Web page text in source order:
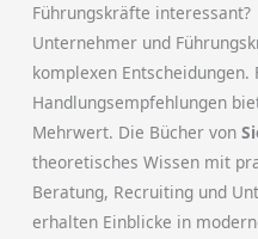
Führungskräfte interessant?
Unternehmer und
komplexen
Handlungsempfehlungen
Mehrwert. Die Bücher von
theoretisches Wissen mit
Beratung, Recruiting und
erhalten Einblicke in